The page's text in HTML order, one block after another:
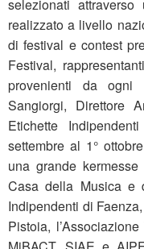
selezionati
realizzato a livello
di festival e contest
Festival,
provenienti da ogni
Sangiorgi, Direttore
Etichette
settembre al 1°
una grande
Casa della Musica e
Indipendenti di
Pistoia,